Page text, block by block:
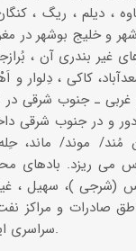
، دیلم ، ریگ ،
و خلیج بوشهر در
غیر بندری آن ،
کاکی ، دِلوار و
غربی ـ جنوب شرقی در
دور و در جنوب شرقی
موند/ ماند،
می ریزد. بادهای
(شرجی )، سهیل ،
صادرات و مراکز
سراسری ایران از آن آغاز می شود ـ در حوالی شهر کنگان قرار دارد.